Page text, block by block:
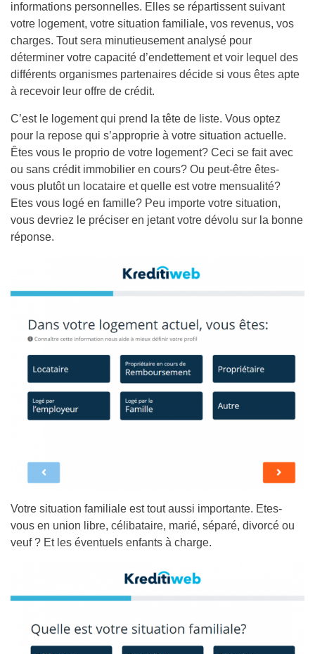
informations personnelles. Elles se répartissent suivant
votre logement, votre situation familiale, vos revenus, vos
charges. Tout sera minutieusement analysé pour
déterminer votre capacité d’endettement et voir lequel des
différents organismes partenaires décide si vous êtes apte
à recevoir leur offre de crédit.
C’est le logement qui prend la tête de liste. Vous optez
pour la repose qui s’approprie à votre situation actuelle.
Êtes vous le proprio de votre logement? Ceci se fait avec
ou sans crédit immobilier en cours? Ou peut-être êtes-
vous plutôt un locataire et quelle est votre mensualité?
Etes vous logé en famille? Peu importe votre situation,
vous devriez le préciser en jetant votre dévolu sur la bonne
réponse.
Votre situation familiale est tout aussi importante. Etes-
vous en union libre, célibataire, marié, séparé, divorcé ou
veuf ? Et les éventuels enfants à charge.